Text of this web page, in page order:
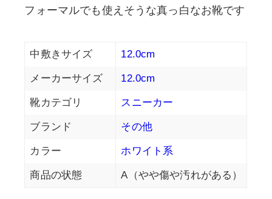
フォーマルでも使えそうな真っ白なお靴です
中敷きサイズ 12.0cm
メーカーサイズ 12.0cm
靴カテゴリ スニーカー
ブランド その他
カラー ホワイト系
商品の状態 A（やや傷や汚れがある）